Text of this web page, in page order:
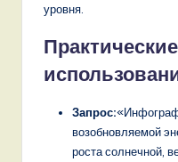
уровня.
Запрос:
возобновляемой
роста солнечной,